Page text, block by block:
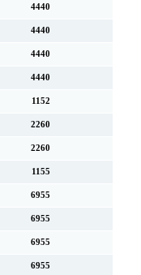
4440
4440
4440
4440
1152
2260
2260
1155
6955
6955
6955
6955